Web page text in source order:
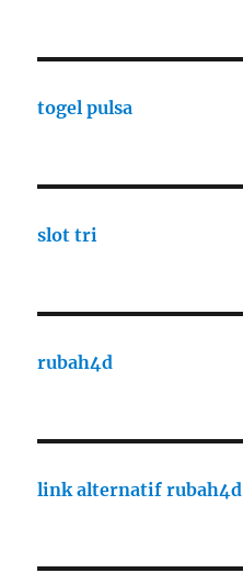
togel pulsa
slot tri
rubah4d
link alternatif rubah4d